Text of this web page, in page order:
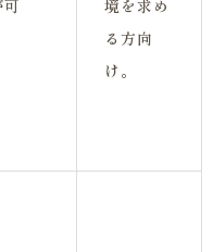
境を求め
る方向
け。